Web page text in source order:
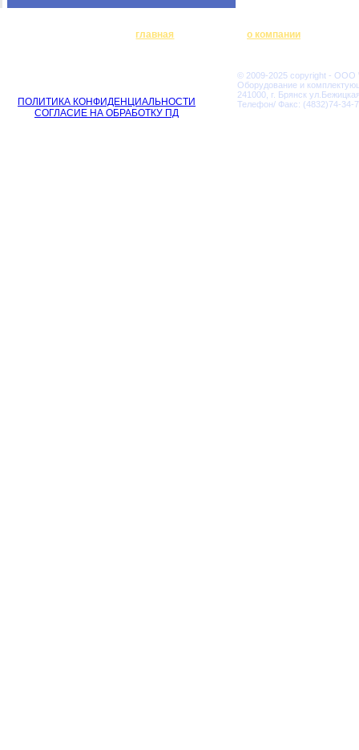
главная о компании
ПОЛИТИКА КОНФИДЕНЦИАЛЬНОСТИ
СОГЛАСИЕ НА ОБРАБОТКУ ПД
© 2009-2025 copyright - ООО
Оборудование и
241000, г. Брянск
Телефон/ Факс: (4832)74-34-